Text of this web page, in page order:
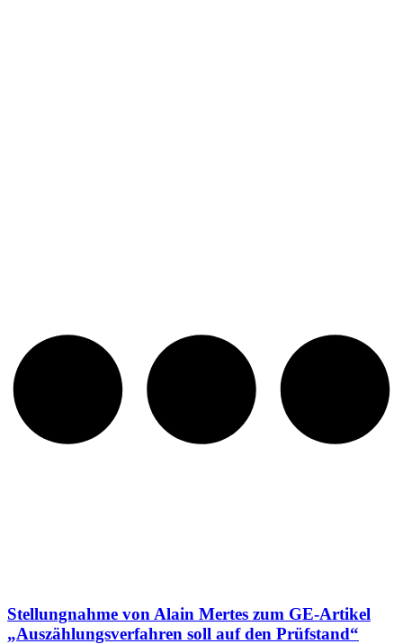
Stellungnahme von Alain Mertes zum GE-Artikel
„Auszählungsverfahren soll auf den Prüfstand“